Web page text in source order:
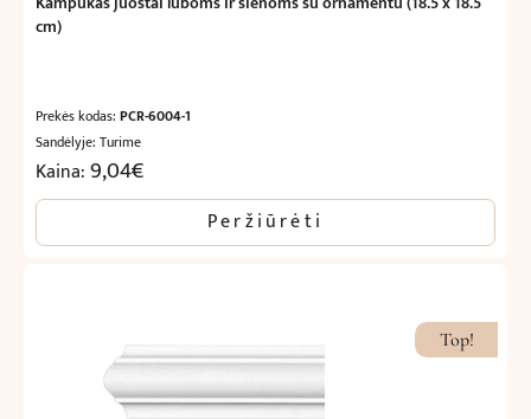
cm)
Prekės kodas: PCR-6004-1
Sandėlyje: Turime
Kaina:9,04€
Peržiūrėti
Top!